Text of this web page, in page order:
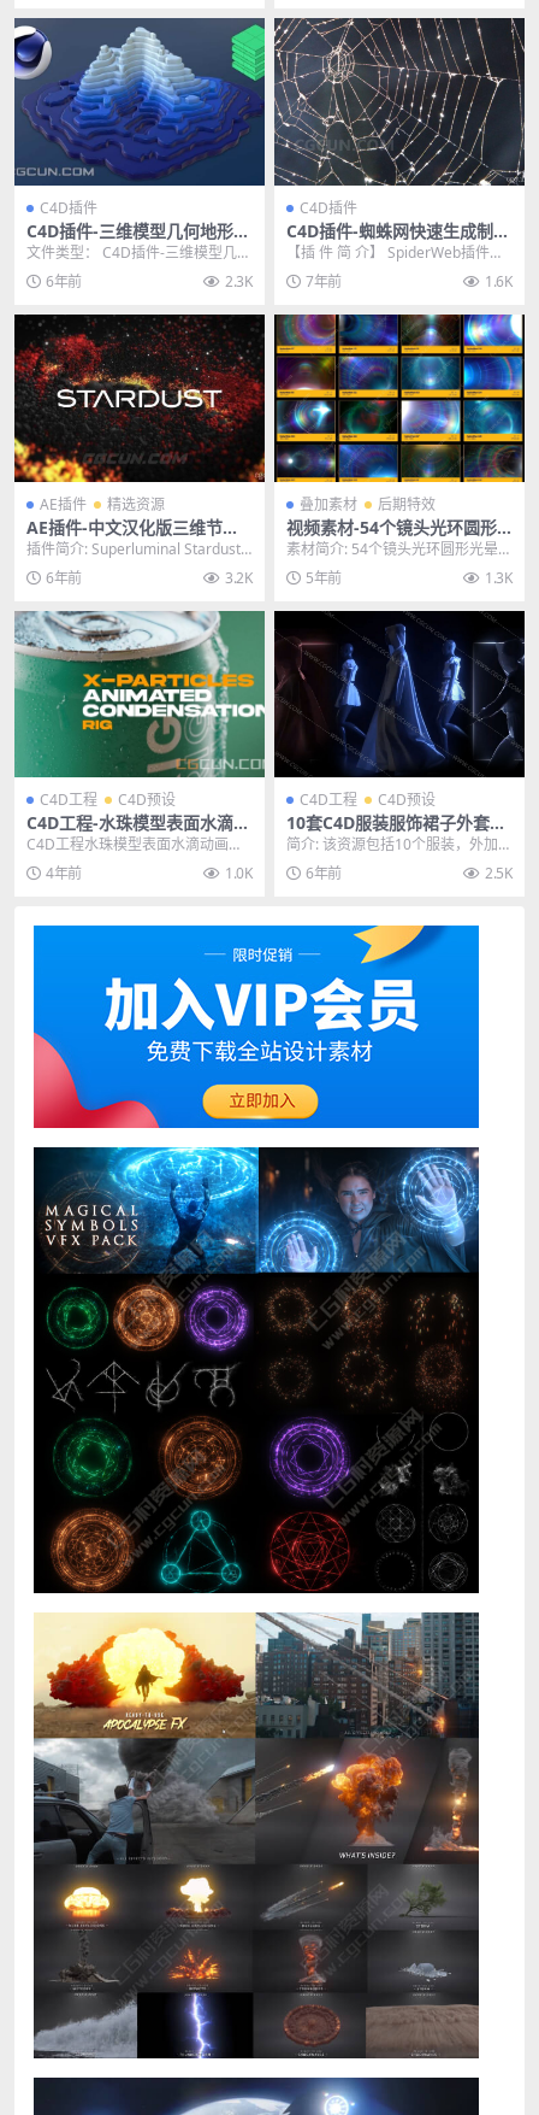
C4D插件
C4D插件-三维模型几何地形图
形切片插件Toporizer 1.0 WI
N/MAC
文件类型： C4D插件-三维模型几何
地形图形切片插件Toporizer 1.0 ...
6年前 2.3K
C4D插件
C4D插件-蜘蛛网快速生成制作
插件 SpiderWeb 1.2 for Cin
ema 4D
【插 件 简 介】 SpiderWeb插件是
由valkaari出品的一款插件，能...
7年前 1.6K
AE插件 精选资源
AE插件-中文汉化版三维节点
式粒子插件Superluminal Sta
rdust 1.2 WIN破解版
插件简介: Superluminal Stardust
1.2（星辰粒子插件）是...
6年前 3.2K
叠加素材 后期特效
视频素材-54个镜头光环圆形
光晕照耀素材叠加4K合成动画
素材
素材简介: 54个镜头光环圆形光晕照
耀素材叠加4K合成素材。适用于VF
X特效合成...
5年前 1.3K
C4D工程 C4D预设
C4D工程-水珠模型表面水滴动
画生成预设工程 X-Particles
Animated Condensation Ri
g
C4D工程水珠模型表面水滴动画生
成预设工程 X-Particles Animat...
4年前 1.0K
C4D工程 C4D预设
10套C4D服装服饰裙子外套动
画模型带绑定abc格式服装服
饰模型
简介: 该资源包括10个服装，外加步
行周期，Marvelous Designer...
6年前 2.5K